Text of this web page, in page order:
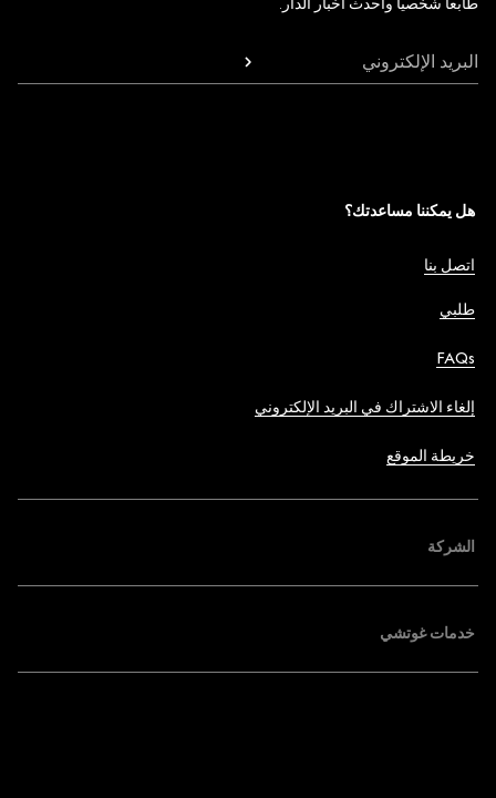
طابعاً شخصياً وأحدث أخبار الدار.
البريد الإلكتروني
هل يمكننا مساعدتك؟
اتصل بنا
طلبي
FAQs
إلغاء الاشتراك في البريد الإلكتروني
خريطة الموقع
الشركة
خدمات غوتشي